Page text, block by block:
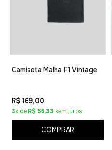
Camiseta Malha F1 Vintage
R$ 169,00
3x de R$ 56,33 sem juros
COMPRAR